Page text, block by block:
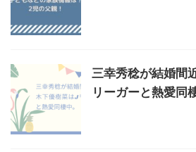
三幸秀稔が結婚間
リーガーと熱愛同